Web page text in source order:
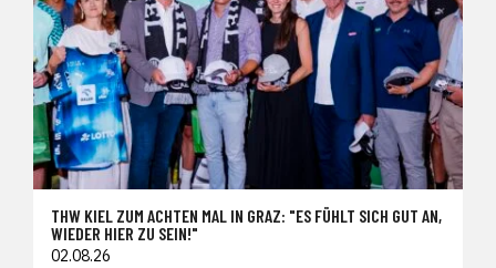
THW KIEL ZUM ACHTEN MAL IN GRAZ: "ES FÜHLT SICH GUT AN,
WIEDER HIER ZU SEIN!"
02.08.26